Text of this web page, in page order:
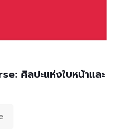
ศิลปะแห่งใบหน้าและ